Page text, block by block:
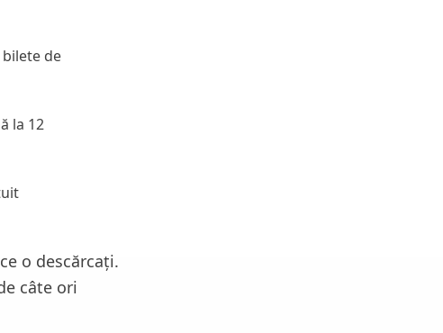
de
la 12
o descărcați.
câte ori